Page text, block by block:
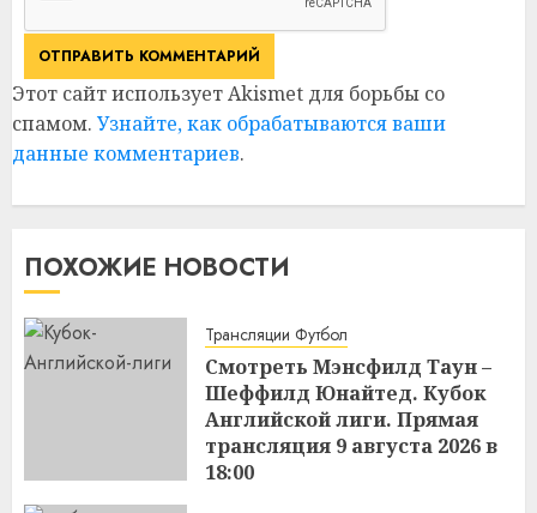
Этот сайт использует Akismet для борьбы со
спамом. Узнайте, как обрабатываются ваши
данные комментариев.
ПОХОЖИЕ НОВОСТИ
Трансляции Футбол
Смотреть Мэнсфилд Таун –
Шеффилд Юнайтед. Кубок
Английской лиги. Прямая
трансляция 9 августа 2026 в
18:00